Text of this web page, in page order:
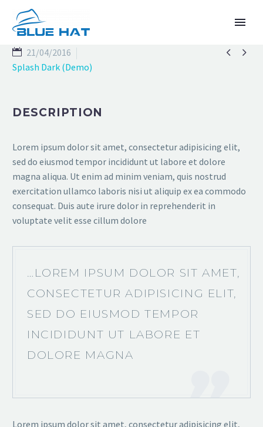
ENGLISH
 
21/04/2016
Splash Dark (Demo)
DESCRIPTION
Lorem ipsum dolor sit amet, consectetur adipisicing elit,
sed do eiusmod tempor incididunt ut labore et dolore
magna aliqua. Ut enim ad minim veniam, quis nostrud
exercitation ullamco laboris nisi ut aliquip ex ea commodo
consequat. Duis aute irure dolor in reprehenderit in
voluptate velit esse cillum dolore
…LOREM IPSUM DOLOR SIT AMET,
CONSECTETUR ADIPISICING ELIT,
SED DO EIUSMOD TEMPOR
INCIDIDUNT UT LABORE ET
DOLORE MAGNA
Lorem ipsum dolor sit amet, consectetur adipisicing elit,